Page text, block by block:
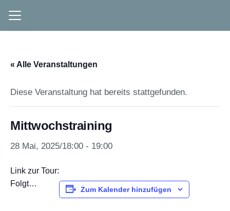
« Alle Veranstaltungen
Diese Veranstaltung hat bereits stattgefunden.
Mittwochstraining
28 Mai, 2025/18:00 - 19:00
Link zur Tour:
Folgt…
Zum Kalender hinzufügen